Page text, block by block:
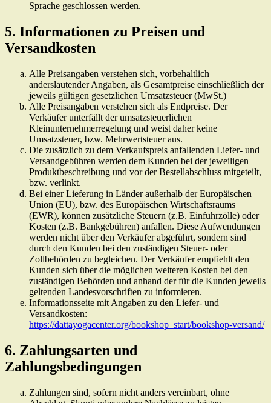
Sprache geschlossen werden.
5. Informationen zu Preisen und
Versandkosten
Alle Preisangaben verstehen sich, vorbehaltlich
anderslautender Angaben, als Gesamtpreise einschließlich der
jeweils gültigen gesetzlichen Umsatzsteuer (MwSt.)
Alle Preisangaben verstehen sich als Endpreise. Der
Verkäufer unterfällt der umsatzsteuerlichen
Kleinunternehmerregelung und weist daher keine
Umsatzsteuer, bzw. Mehrwertsteuer aus.
Die zusätzlich zu dem Verkaufspreis anfallenden Liefer- und
Versandgebühren werden dem Kunden bei der jeweiligen
Produktbeschreibung und vor der Bestellabschluss mitgeteilt,
bzw. verlinkt.
Bei einer Lieferung in Länder außerhalb der Europäischen
Union (EU), bzw. des Europäischen Wirtschaftsraums
(EWR), können zusätzliche Steuern (z.B. Einfuhrzölle) oder
Kosten (z.B. Bankgebühren) anfallen. Diese Aufwendungen
werden nicht über den Verkäufer abgeführt, sondern sind
durch den Kunden bei den zuständigen Steuer- oder
Zollbehörden zu begleichen. Der Verkäufer empfiehlt den
Kunden sich über die möglichen weiteren Kosten bei den
zuständigen Behörden und anhand der für die Kunden jeweils
geltenden Landesvorschriften zu informieren.
Informationsseite mit Angaben zu den Liefer- und
Versandkosten:
https://dattayogacenter.org/bookshop_start/bookshop-versand/
6. Zahlungsarten und
Zahlungsbedingungen
Zahlungen sind, sofern nicht anders vereinbart, ohne